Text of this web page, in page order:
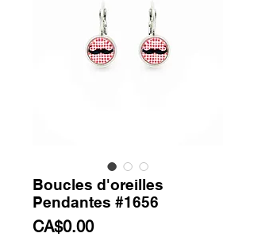
Boucles d'oreilles
Pendantes #1656
CA$0.00Price